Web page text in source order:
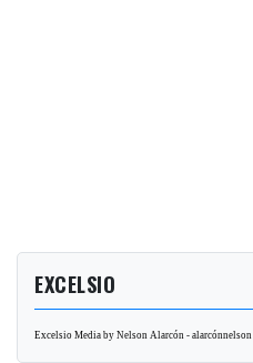
EXCELSIO
Excelsio Media by Nelson Alarcón - alarcónnelson